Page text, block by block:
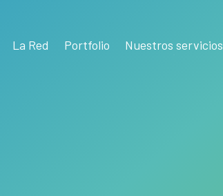
La Red Portfolio Nuestros servicios